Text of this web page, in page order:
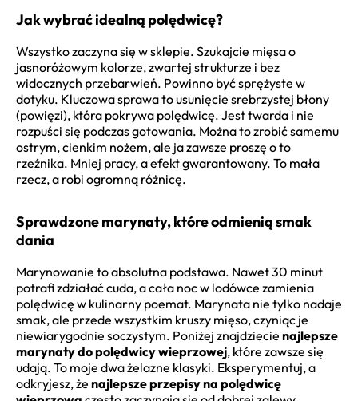
Jak wybrać idealną polędwicę?
Wszystko zaczyna się w sklepie. Szukajcie mięsa o
jasnoróżowym kolorze, zwartej strukturze i bez
widocznych przebarwień. Powinno być sprężyste w
dotyku. Kluczowa sprawa to usunięcie srebrzystej błony
(powięzi), która pokrywa polędwicę. Jest twarda i nie
rozpuści się podczas gotowania. Można to zrobić samemu
ostrym, cienkim nożem, ale ja zawsze proszę o to
rzeźnika. Mniej pracy, a efekt gwarantowany. To mała
rzecz, a robi ogromną różnicę.
Sprawdzone marynaty, które odmienią smak
dania
Marynowanie to absolutna podstawa. Nawet 30 minut
potrafi zdziałać cuda, a cała noc w lodówce zamienia
polędwicę w kulinarny poemat. Marynata nie tylko nadaje
smak, ale przede wszystkim kruszy mięso, czyniąc je
niewiarygodnie soczystym. Poniżej znajdziecie najlepsze
marynaty do polędwicy wieprzowej, które zawsze się
udają. To moje dwa żelazne klasyki. Eksperymentuj, a
odkryjesz, że najlepsze przepisy na polędwicę